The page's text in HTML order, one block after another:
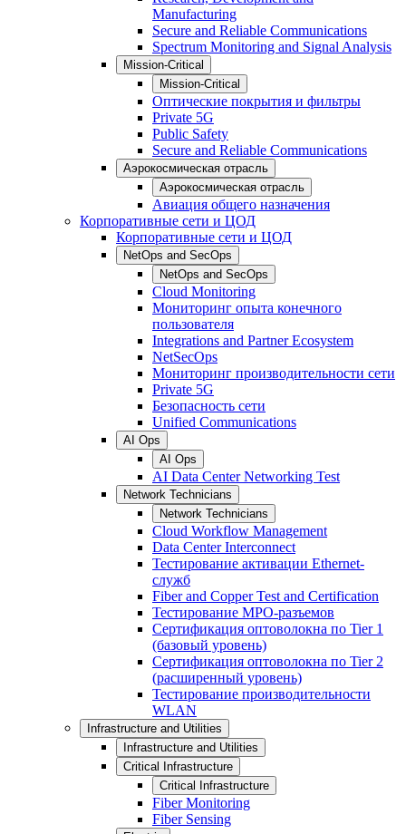
Manufacturing
Secure and Reliable Communications
Spectrum Monitoring and Signal Analysis
Mission-Critical
Mission-Critical
Оптические покрытия и фильтры
Private 5G
Public Safety
Secure and Reliable Communications
Аэрокосмическая отрасль
Аэрокосмическая отрасль
Авиация общего назначения
Корпоративные сети и ЦОД
Корпоративные сети и ЦОД
NetOps and SecOps
NetOps and SecOps
Cloud Monitoring
Мониторинг опыта конечного
пользователя
Integrations and Partner Ecosystem
NetSecOps
Мониторинг производительности сети
Private 5G
Безопасность сети
Unified Communications
AI Ops
AI Ops
AI Data Center Networking Test
Network Technicians
Network Technicians
Cloud Workflow Management
Data Center Interconnect
Тестирование активации Ethernet-
служб
Fiber and Copper Test and Certification
Тестирование МРО-разъемов
Сертификация оптоволокна по Tier 1
(базовый уровень)
Сертификация оптоволокна по Tier 2
(расширенный уровень)
Тестирование производительности
WLAN
Infrastructure and Utilities
Infrastructure and Utilities
Critical Infrastructure
Critical Infrastructure
Fiber Monitoring
Fiber Sensing